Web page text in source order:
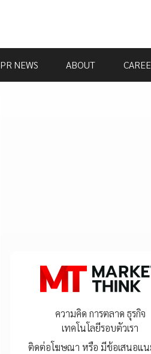
PR NEWS ABOUT
ความคิด การตลาด ธุรกิจ
เทคโนโลยีรอบตัวเรา
ติดต่อโฆษณา หรือ มีข้อเสนอแน